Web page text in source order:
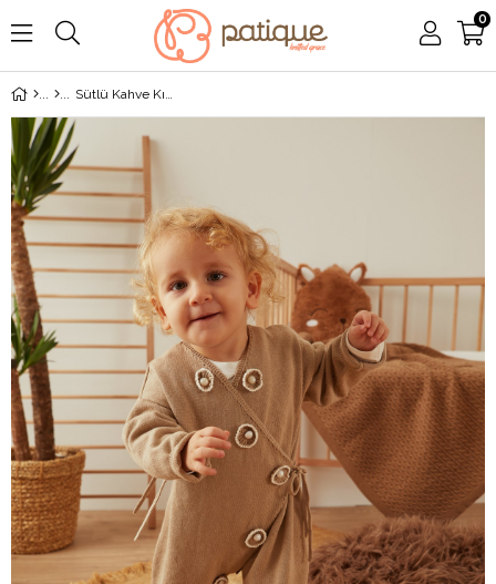
0
Sütlü Kahve Kız Bebek Çiçek Desenli Organik Pamuk Tulum